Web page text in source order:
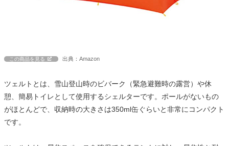
この商品を見る 出典：Amazon
ツェルトとは、雪山登山時のビバーク（緊急避難時の露営）や休
憩、簡易トイレとして使用するシェルターです。ポールがないもの
がほとんどで、収納時の大きさは350ml缶ぐらいと非常にコンパクト
です。